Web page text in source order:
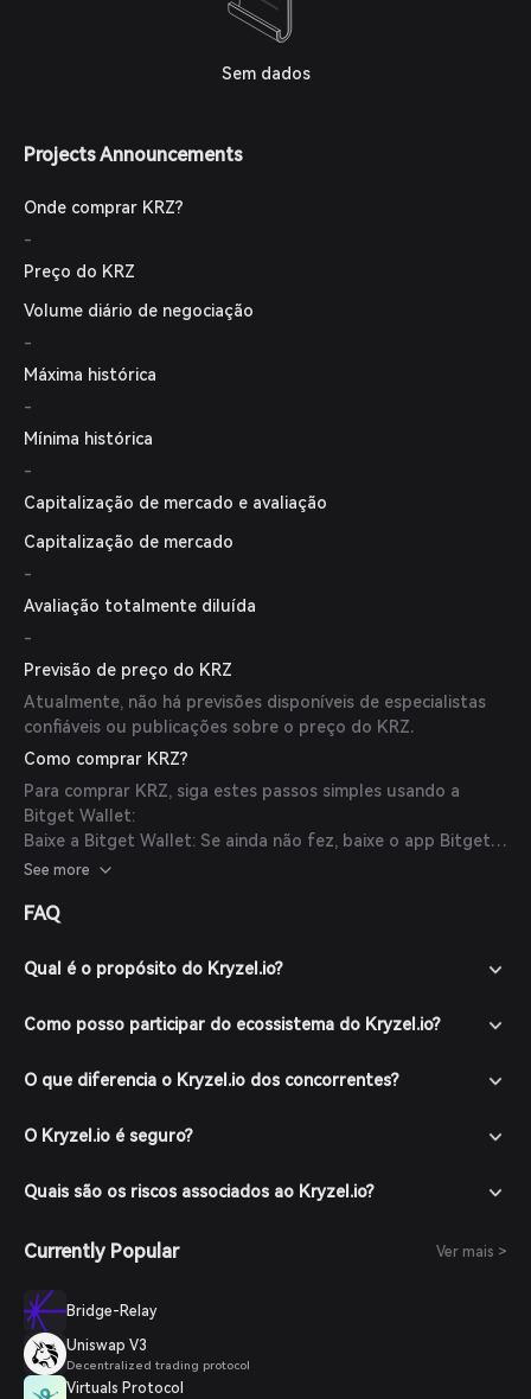
Sem dados
Projects Announcements
Onde comprar KRZ?
-
Preço do KRZ
Volume diário de negociação
-
Máxima histórica
-
Mínima histórica
-
Capitalização de mercado e avaliação
Capitalização de mercado
-
Avaliação totalmente diluída
-
Previsão de preço do KRZ
Atualmente, não há previsões disponíveis de especialistas
confiáveis ou publicações sobre o preço do KRZ.
Como comprar KRZ?
Para comprar KRZ, siga estes passos simples usando a
Bitget Wallet:
Baixe a Bitget Wallet: Se ainda não fez, baixe o app Bitget
Wallet no site oficial ou na loja de aplicativos.
as instruções na tela. Certifique-se de proteger sua conta
Financie sua carteira: Deposite fundos na sua Bitget Wallet
moeda fiduciária através dos métodos de pagamento
suportados.
de mercado e procure por KRZ para ver os pares de
Faça seu pedido: Selecione o par de negociação desejado
confirme seu pedido. Após a conclusão da transação, o KRZ
See more
FAQ
Qual é o propósito do Kryzel.io?
Como posso participar do ecossistema do Kryzel.io?
O que diferencia o Kryzel.io dos concorrentes?
O Kryzel.io é seguro?
Quais são os riscos associados ao Kryzel.io?
Currently Popular Ver mais >
Bridge-Relay
Uniswap V3
Decentralized trading protocol
Virtuals Protocol